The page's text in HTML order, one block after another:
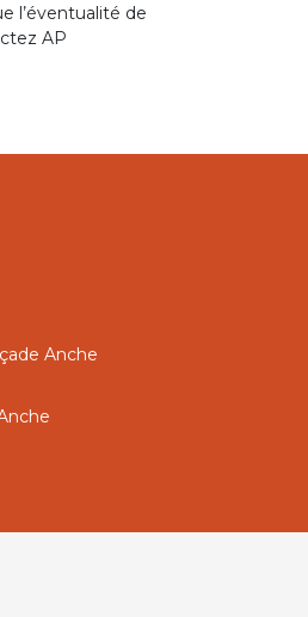
l’éventualité de
AP
Anche